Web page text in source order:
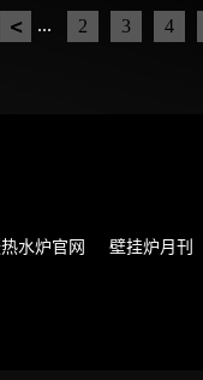
具备这些特质。他的壁挂炉
门写过一本专著《永远的冈
... 2 3 4
水炉官网 壁挂炉月刊